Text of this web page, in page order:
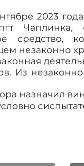
2023
Чаплинка,
средство,
незаконно
Из
назначил
c